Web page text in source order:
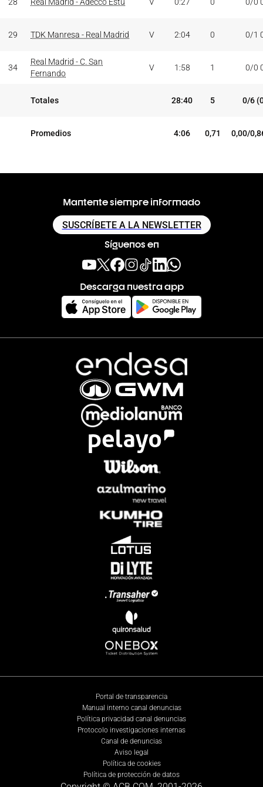
29 TDK Manresa - Real Madrid V 2:04 0 0/1
34
Real Madrid - C. San
Fernando
V 1:58 1 0/0
Totales 28:40 5 0/6
Promedios 4:06 0,71 0,00/
Mantente siempre informado
SUSCRÍBETE A LA NEWSLETTER
Síguenos en
Descarga nuestra app
Portal de transparencia
Manual interno canal denuncias
Política privacidad canal denuncias
Protocolo investigaciones internas
Canal de denuncias
Aviso legal
Política de cookies
Política de protección de datos